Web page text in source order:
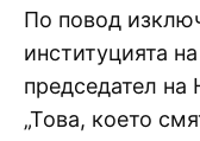
По повод
институцията
председател на
„Това, което